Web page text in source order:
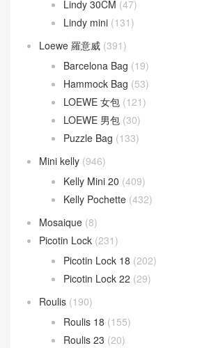
Lindy 30CM (47)
Lindy mini (131)
Loewe 羅意威 (391)
Barcelona Bag (19)
Hammock Bag (53)
LOEWE 女包 (121)
LOEWE 男包 (30)
Puzzle Bag (133)
Mini kelly (946)
Kelly Mini 20 (409)
Kelly Pochette (432)
Mosaique (8)
Picotin Lock (231)
Picotin Lock 18 (202)
Picotin Lock 22 (29)
Roulis (190)
Roulis 18 (155)
Roulis 23 (20)